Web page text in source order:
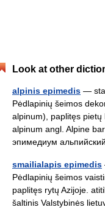
Look at other
alpinis epimedis —
Pėdlapinių šeimos
alpinum), paplitęs
alpinum angl. Alpine
эпимедиум
smailialapis epimedis
Pėdlapinių šeimos
paplitęs rytų Azijoje.
šaltinis Valstybinės